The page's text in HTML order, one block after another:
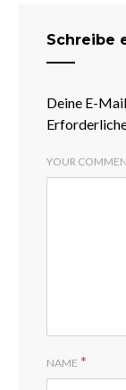
Schreibe
Deine E-
YOUR
NAME *